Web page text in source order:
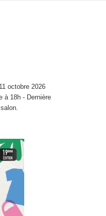
octobre 2026
à 18h - Dernière